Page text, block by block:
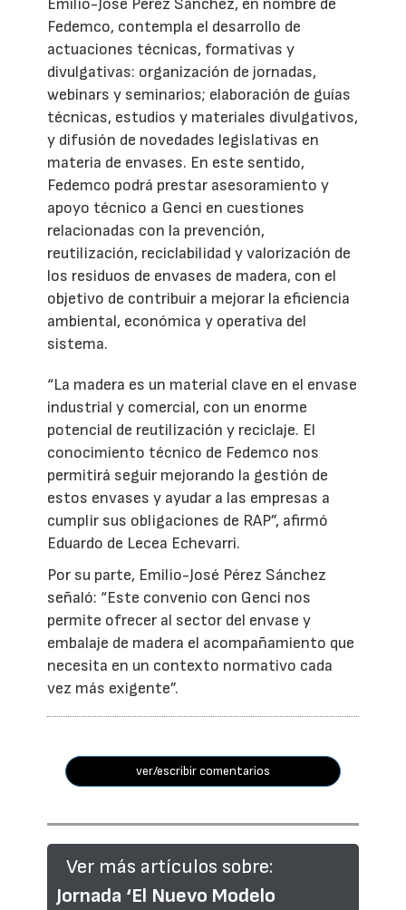
Emilio-José Pérez Sánchez, en nombre de
Fedemco, contempla el desarrollo de
actuaciones técnicas, formativas y
divulgativas: organización de jornadas,
webinars y seminarios; elaboración de guías
técnicas, estudios y materiales divulgativos,
y difusión de novedades legislativas en
materia de envases. En este sentido,
Fedemco podrá prestar asesoramiento y
apoyo técnico a Genci en cuestiones
relacionadas con la prevención,
reutilización, reciclabilidad y valorización de
los residuos de envases de madera, con el
objetivo de contribuir a mejorar la eficiencia
ambiental, económica y operativa del
sistema.
“La madera es un material clave en el envase
industrial y comercial, con un enorme
potencial de reutilización y reciclaje. El
conocimiento técnico de Fedemco nos
permitirá seguir mejorando la gestión de
estos envases y ayudar a las empresas a
cumplir sus obligaciones de RAP”, afirmó
Eduardo de Lecea Echevarri.
Por su parte, Emilio-José Pérez Sánchez
señaló: “Este convenio con Genci nos
permite ofrecer al sector del envase y
embalaje de madera el acompañamiento que
necesita en un contexto normativo cada
vez más exigente”.
ver/escribir comentarios
Ver más artículos sobre:
Jornada ‘El Nuevo Modelo